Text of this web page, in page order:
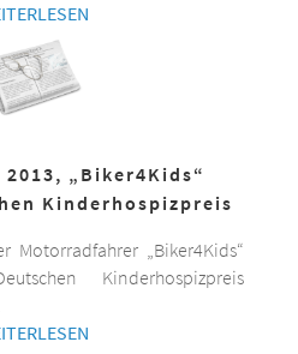
„Biker4Kids“
Kinderhospizpreis
Motorradfahrer „Biker4Kids“
Kinderhospizpreis